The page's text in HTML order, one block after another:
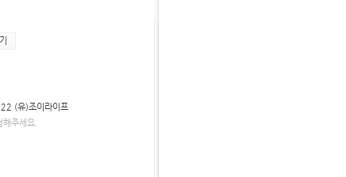
(유)조이라이프
주세요.